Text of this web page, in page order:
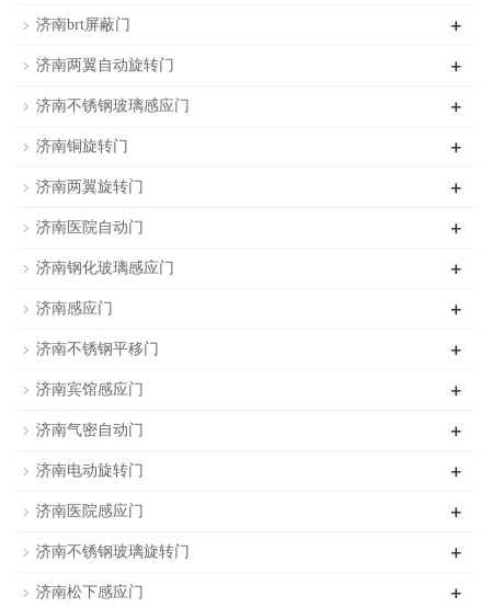
济南brt屏蔽门 +
济南两翼自动旋转门 +
济南不锈钢玻璃感应门 +
济南铜旋转门 +
济南两翼旋转门 +
济南医院自动门 +
济南钢化玻璃感应门 +
济南感应门 +
济南不锈钢平移门 +
济南宾馆感应门 +
济南气密自动门 +
济南电动旋转门 +
济南医院感应门 +
济南不锈钢玻璃旋转门 +
济南松下感应门 +